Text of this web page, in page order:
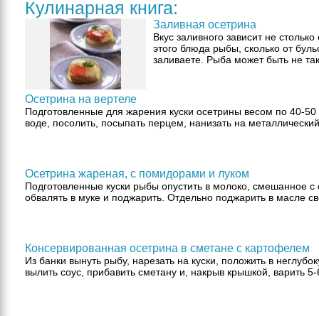
Кулинарная книга:
Заливная осетрина
Вкус заливного зависит не
этого блюда рыбы, сколько от
заливаете. Рыба может быть не
Осетрина на вертеле
Подготовленные для жарения куски осетрины весом по 40-
воде, посолить, посыпать перцем, нанизать на
Осетрина жареная, с помидорами и луком
Подготовленные куски рыбы опустить в молоко, смешанное
обвалять в муке и поджарить. Отдельно поджарить в масле
Консервированная осетрина в сметане с картофелем
Из банки вынуть рыбу, нарезать на куски, положить в
вылить соус, прибавить сметану и, накрыв крышкой, варить